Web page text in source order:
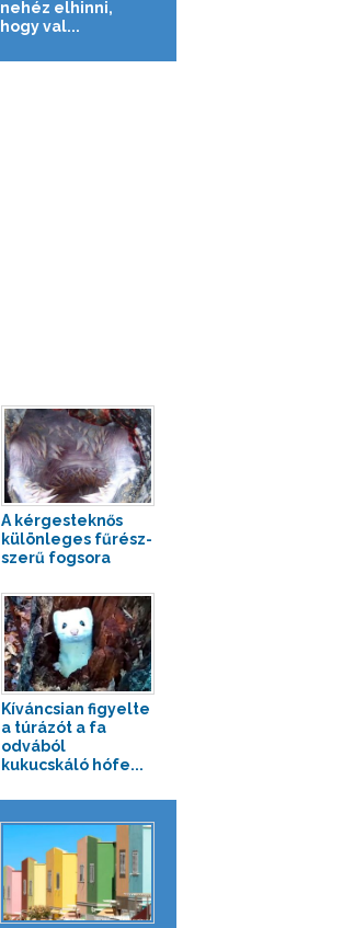
nehéz elhinni,
hogy val...
A kérgesteknős
különleges fűrész-
szerű fogsora
Kíváncsian figyelte
a túrázót a fa
odvából
kukucskáló hófe...